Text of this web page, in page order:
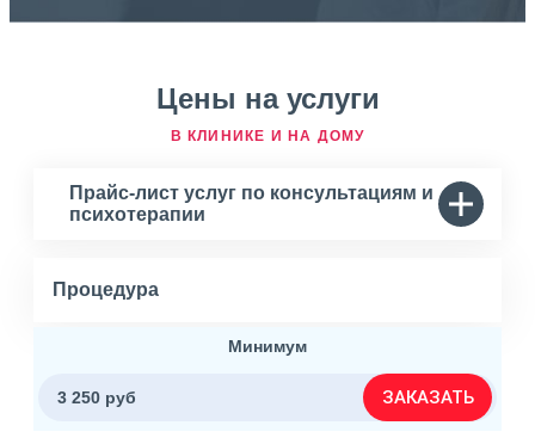
Цены на услуги
В КЛИНИКЕ И НА ДОМУ
Прайс-лист услуг по консультациям и
психотерапии
Процедура
Минимум
3 250 руб ЗАКАЗАТЬ